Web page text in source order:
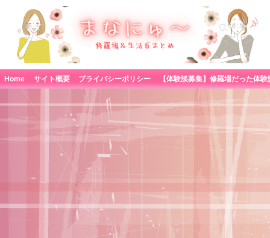
Home サイト概要 プライバシーポリシー